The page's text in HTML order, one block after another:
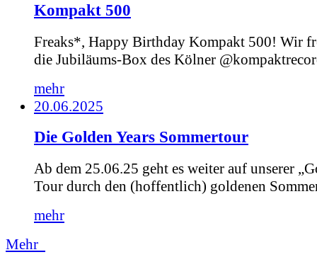
Kompakt 500
Freaks*, Happy Birthday Kompakt 500! Wir
die Jubiläums-Box des Kölner
mehr
20.06.2025
Die Golden Years Sommertour
Ab dem 25.06.25 geht es weiter auf unserer
Tour durch den (hoffentlich) goldenen
mehr
Mehr